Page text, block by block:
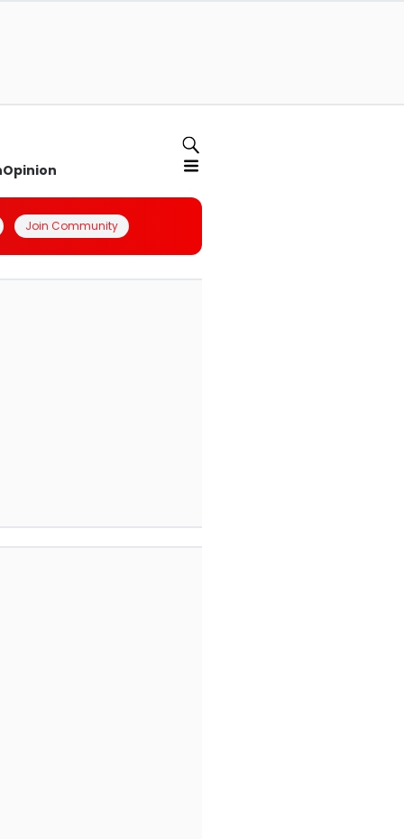
Opinion
Join Community